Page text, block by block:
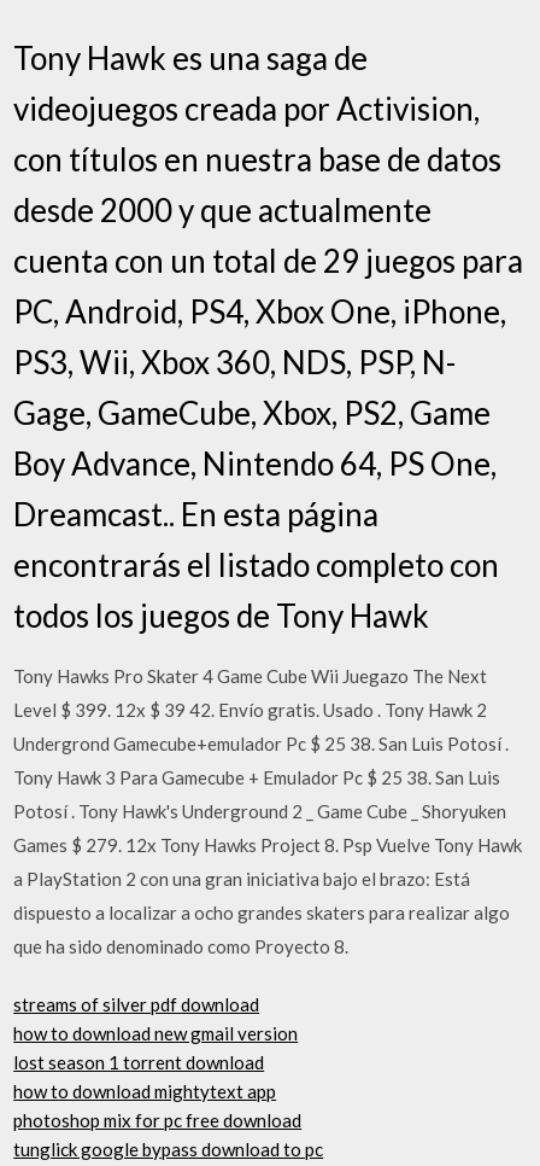
Tony Hawk es una saga de
videojuegos creada por Activision,
con títulos en nuestra base de datos
desde 2000 y que actualmente
cuenta con un total de 29 juegos para
PC, Android, PS4, Xbox One, iPhone,
PS3, Wii, Xbox 360, NDS, PSP, N-
Gage, GameCube, Xbox, PS2, Game
Boy Advance, Nintendo 64, PS One,
Dreamcast.. En esta página
encontrarás el listado completo con
todos los juegos de Tony Hawk
Tony Hawks Pro Skater 4 Game Cube Wii Juegazo The Next
Level $ 399. 12x $ 39 42. Envío gratis. Usado . Tony Hawk 2
Undergrond Gamecube+emulador Pc $ 25 38. San Luis Potosí .
Tony Hawk 3 Para Gamecube + Emulador Pc $ 25 38. San Luis
Potosí . Tony Hawk's Underground 2 _ Game Cube _ Shoryuken
Games $ 279. 12x Tony Hawks Project 8. Psp Vuelve Tony Hawk
a PlayStation 2 con una gran iniciativa bajo el brazo: Está
dispuesto a localizar a ocho grandes skaters para realizar algo
que ha sido denominado como Proyecto 8.
streams of silver pdf download
how to download new gmail version
lost season 1 torrent download
how to download mightytext app
photoshop mix for pc free download
tunglick google bypass download to pc